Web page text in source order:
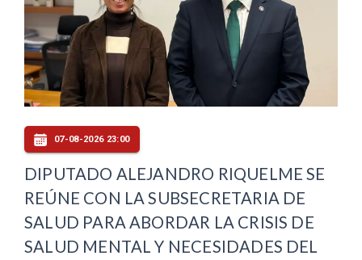
07-08-2026 23:00
DIPUTADO ALEJANDRO RIQUELME SE
REÚNE CON LA SUBSECRETARIA DE
SALUD PARA ABORDAR LA CRISIS DE
SALUD MENTAL Y NECESIDADES DEL